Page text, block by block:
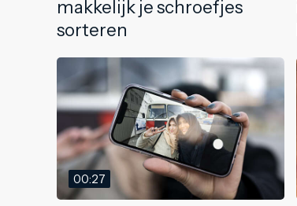
makkelijk je schroefjes
sorteren
00:27